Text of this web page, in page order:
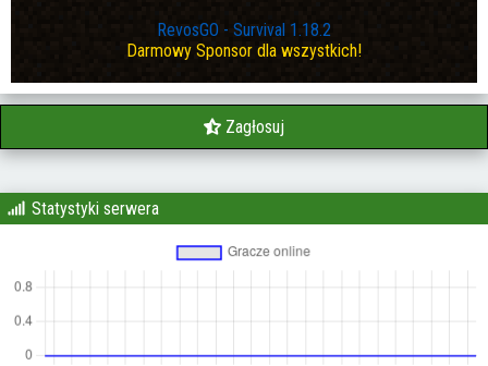
RevosGO - Survival 1.18.2
Darmowy Sponsor dla wszystkich!
Zagłosuj
Statystyki serwera